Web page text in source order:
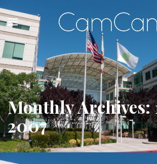
Monthly Archives:
2007